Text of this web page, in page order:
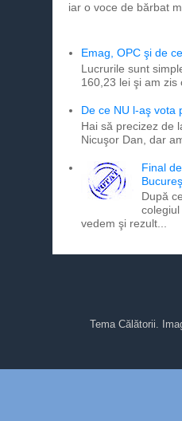
iar o voce de bărbat
Emag, OPC şi de
Lucrurile sunt
160,23 lei şi am
De ce NU l-aş vota
Hai să precizez de
Nicuşor Dan, dar
Final
După
vedem şi rezult...
Tema Călătorii.